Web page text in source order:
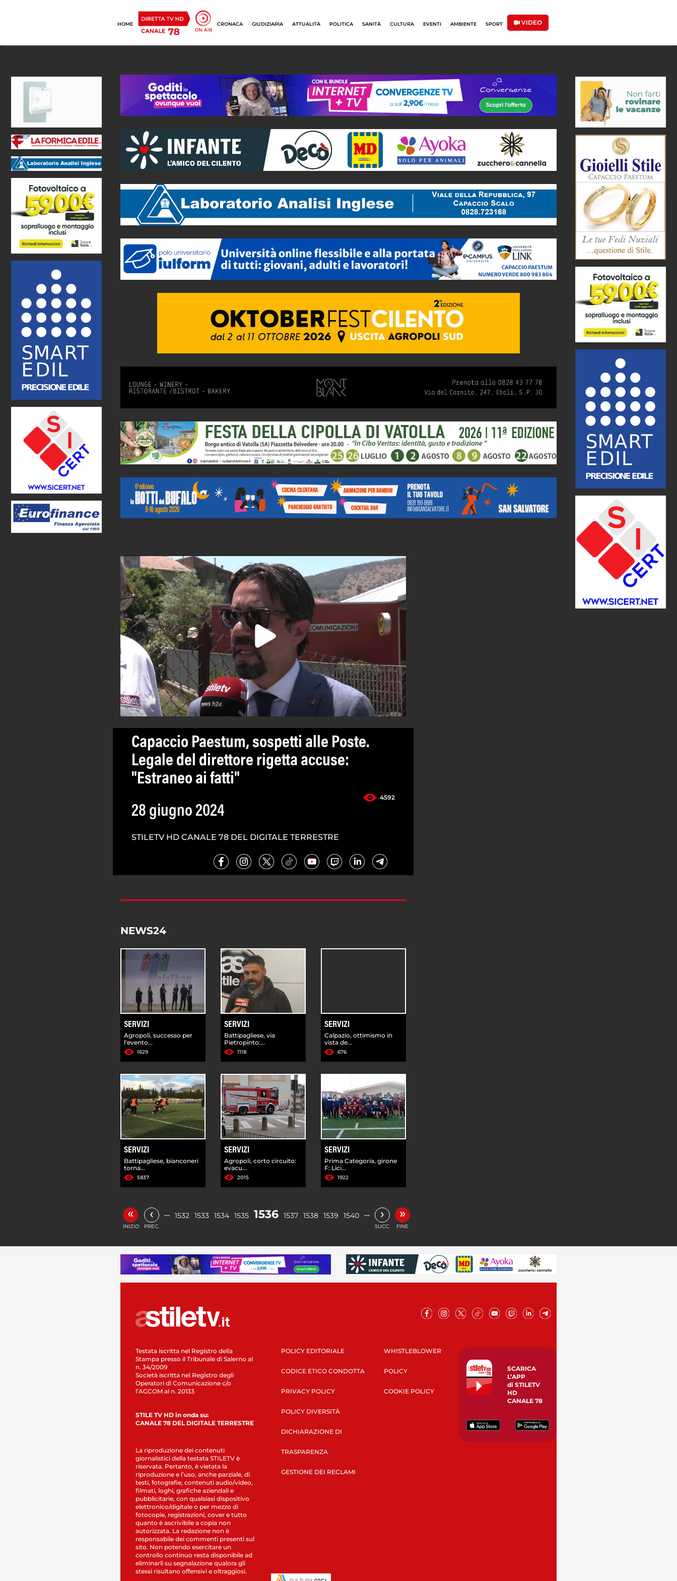
HOME CRONACA GIUDIZIARIA ATTUALITÀ POLITICA SANITÀ CULTURA EVENTI AMBIENTE SPORT VIDEO
Capaccio Paestum, sospetti alle Poste.
Legale del direttore rigetta accuse:
"Estraneo ai fatti"
4592
28 giugno 2024
STILETV HD CANALE 78 DEL DIGITALE TERRESTRE
NEWS24
SERVIZI
Agropoli, successo per
l'evento...
1629
SERVIZI
Battipagliese, via
Pietropinto:...
1118
SERVIZI
Calpazio, ottimismo in
vista de...
676
SERVIZI
Battipagliese, bianconeri
torna...
5837
SERVIZI
Agropoli, corto circuito:
evacu...
2015
SERVIZI
Prima Categoria, girone
F: Lici...
1922
«
INIZIO
‹
PREC.
… 1532 1533 1534 1535 1536 1537 1538 1539 1540 … ›
SUCC.
»
FINE
Testata iscritta nel Registro della
Stampa presso il Tribunale di Salerno al
n. 34/2009
Società iscritta nel Registro degli
Operatori di Comunicazione c/o
l’AGCOM al n. 20133
STILE TV HD in onda su:
CANALE 78 DEL DIGITALE TERRESTRE
La riproduzione dei contenuti
giornalistici della testata STILETV è
riservata. Pertanto, è vietata la
riproduzione e l’uso, anche parziale, di
testi, fotografie, contenuti audio/video,
filmati, loghi, grafiche aziendali e
pubblicitarie, con qualsiasi dispositivo
elettronico/digitale o per mezzo di
fotocopie, registrazioni, cover e tutto
quanto è ascrivibile a copia non
autorizzata. La redazione non è
responsabile dei commenti presenti sul
sito. Non potendo esercitare un
controllo continuo resta disponibile ad
eliminarli su segnalazione qualora gli
stessi risultano offensivi e oltraggiosi.
POLICY EDITORIALE
CODICE ETICO CONDOTTA
PRIVACY POLICY
POLICY DIVERSITÀ
DICHIARAZIONE DI
TRASPARENZA
GESTIONE DEI RECLAMI
WHISTLEBLOWER
POLICY
COOKIE POLICY
SCARICA
L’APP
di STILETV
HD
CANALE 78